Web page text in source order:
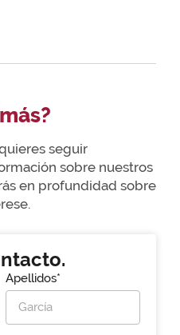
seguir
sobre nuestros
en profundidad sobre
Apellidos*